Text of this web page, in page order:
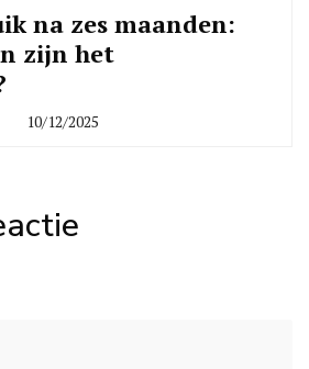
na zes maanden:
zijn het
10/12/2025